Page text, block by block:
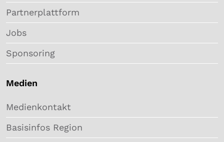
Partnerplattform
Jobs
Sponsoring
Medien
Medienkontakt
Basisinfos Region